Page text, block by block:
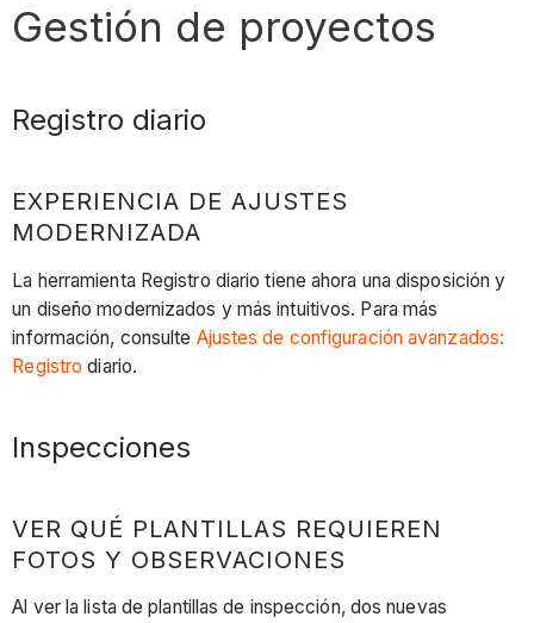
Gestión de proyectos
Registro diario
EXPERIENCIA DE AJUSTES
MODERNIZADA
La herramienta Registro diario tiene ahora una disposición y
un diseño modernizados y más intuitivos. Para más
información, consulte Ajustes de configuración avanzados:
Registro diario.
Inspecciones
VER QUÉ PLANTILLAS REQUIEREN
FOTOS Y OBSERVACIONES
Al ver la lista de plantillas de inspección, dos nuevas